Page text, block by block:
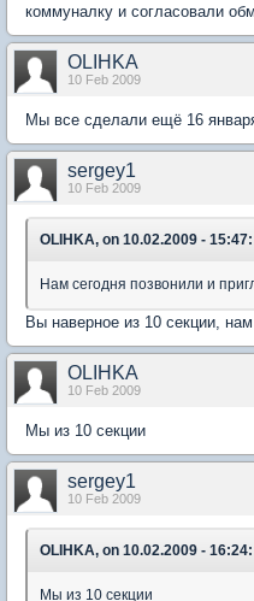
коммуналку и согласовали
OLIHKA
10 Feb 2009
Мы все сделали ещё 16
sergey1
10 Feb 2009
OLIHKA, on 10.02.2009 - 15:47:
Нам сегодня позвонили и
Вы наверное из 10 секции,
OLIHKA
10 Feb 2009
Мы из 10 секции
sergey1
10 Feb 2009
OLIHKA, on 10.02.2009 - 16:24:
Мы из 10 секции